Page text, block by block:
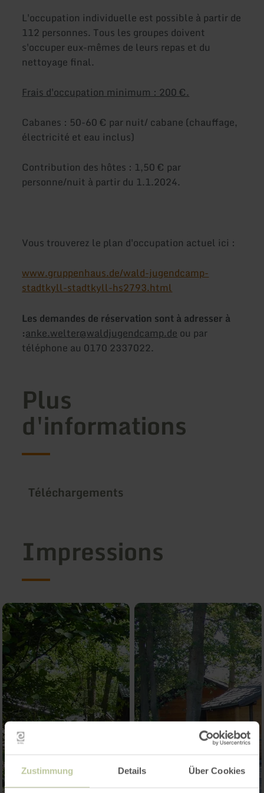
Zustimmung Details Über Cookies
L'occupation individuelle est possible à partir de
112 personnes. Tous les groupes doivent
s'occuper eux-mêmes de leurs repas et du
nettoyage final.
Frais d'occupation minimum : 200 €.
Cabanes : 50-60 € par nuit/ cabane (chauffage,
électricité et eau inclus)
Contribution des hôtes : 1,50 € par
personne/nuit à partir du 1.1.2024.
Vous trouverez le plan d'occupation actuel ici :
www.gruppenhaus.de/wald-jugendcamp-
stadtkyll-stadtkyll-hs2793.html
Les demandes de réservation sont à adresser à
:anke.welter@waldjugendcamp.de ou par
téléphone au 0170 2337022.
Plus
d'informations
Téléchargements
Impressions